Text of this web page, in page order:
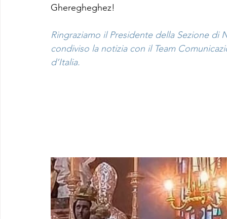
Gheregheghez!
Ringraziamo il Presidente della Sezione di
condiviso la notizia con il Team
d’Italia.